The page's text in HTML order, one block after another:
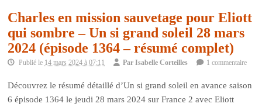
Charles en mission sauvetage pour Eliott
qui sombre – Un si grand soleil 28 mars
2024 (épisode 1364 – résumé complet)
Publié le 14 mars 2024 à 07:11 ParIsabelle Corteilles 1 commentaire
Découvrez le résumé détaillé d’Un si grand soleil en avance saison
6 épisode 1364 le jeudi 28 mars 2024 sur France 2 avec Eliott